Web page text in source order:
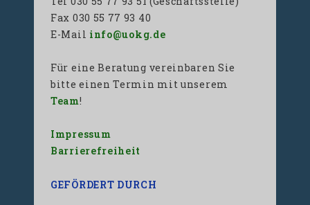
Fax 030 55 77 93 40
E-Mail info@uokg.de
Für eine Beratung vereinbaren Sie
bitte einen Termin mit unserem
Team!
Impressum
Barrierefreiheit
GEFÖRDERT DURCH